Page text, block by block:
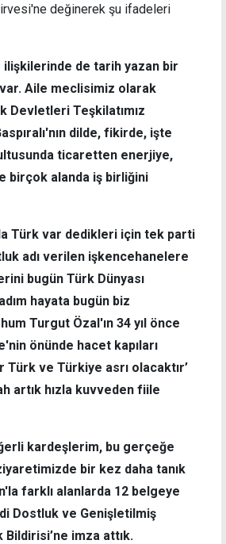
değinerek şu ifadeleri
ilişkilerinde de tarih yazan bir
Aile meclisimiz olarak
Devletleri Teşkilatımız
dilde, fikirde, işte
ticaretten enerjiye,
birçok alanda iş birliğini
Türk var dedikleri için tek parti
adı verilen işkencehanelere
bugün Türk Dünyası
hayata bugün biz
Turgut Özal'ın 34 yıl önce
önünde hacet kapıları
Türk ve Türkiye asrı olacaktır’
artık hızla kuvveden fiile
kardeşlerim, bu gerçeğe
bir kez daha tanık
farklı alanlarda 12 belgeye
Dostluk ve Genişletilmiş
imza attık.